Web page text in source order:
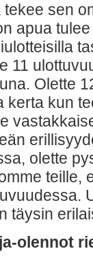
tekee sen
apua
11
Olette
kerta kun
olette
teille,
täysin
olennot